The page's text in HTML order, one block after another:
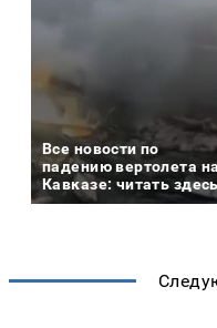
Все новости по
падению вертолета на
Кавказе: читать здесь